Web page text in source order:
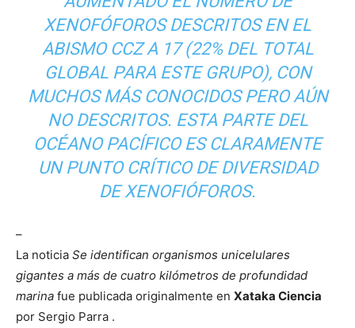
XENOFÓFOROS DESCRITOS EN EL
ABISMO CCZ A 17 (22% DEL TOTAL
GLOBAL PARA ESTE GRUPO), CON
MUCHOS MÁS CONOCIDOS PERO AÚN
NO DESCRITOS. ESTA PARTE DEL
OCÉANO PACÍFICO ES CLARAMENTE
UN PUNTO CRÍTICO DE DIVERSIDAD
DE XENOFIÓFOROS.
–
La noticia Se identifican organismos unicelulares
gigantes a más de cuatro kilómetros de profundidad
marina fue publicada originalmente en Xataka Ciencia
por Sergio Parra .